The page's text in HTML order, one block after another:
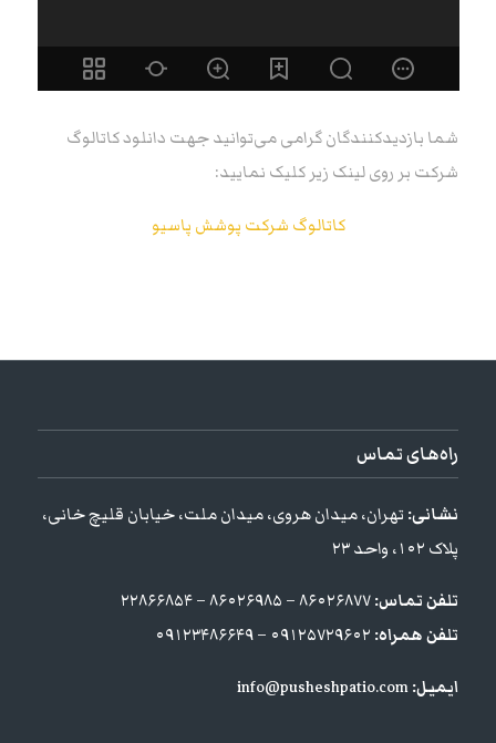
شما بازدیدکنندگان گرامی می‌توانید جهت دانلود کاتالوگ
شرکت بر روی لینک زیر کلیک نمایید:
کاتالوگ شرکت پوشش پاسیو
راه‌های تماس
نشانی: تهران، میدان هروی، میدان ملت، خیابان قلیچ خانی،
پلاک ۱۰۲، واحد ۲۳
تلفن تماس:
تلفن همراه: ۰۹۱۲۵۷۲۹۶۰۲ – ۰۹۱۲۳۴۸۶۶۴۹
ایمیل:info@pusheshpatio.com